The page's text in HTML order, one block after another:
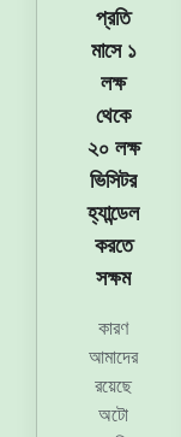
প্রতি
মাসে ১
লক্ষ
থেকে
২০ লক্ষ
ভিসিটর
হ্যান্ডেল
করতে
সক্ষম
কারণ
আমাদের
রয়েছে
অটো